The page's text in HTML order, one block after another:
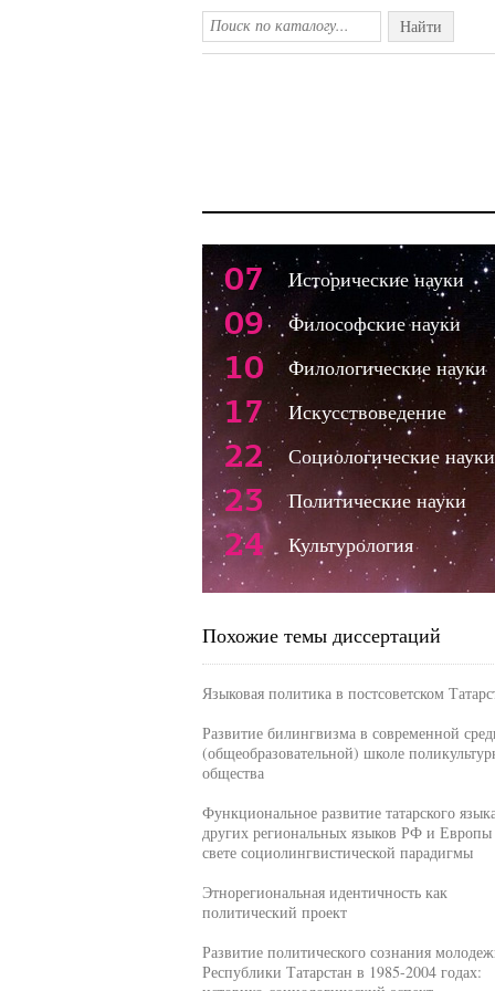
Найти
07 Исторические науки
09 Философские науки
10 Филологические науки
17 Искусствоведение
22 Социологические науки
23 Политические науки
24 Культурология
Похожие темы диссертаций
Языковая политика в постсоветском
Развитие билингвизма в современной
(общеобразовательной) школе
общества
Функциональное развитие татарского
других региональных языков РФ и Европы
свете социолингвистической парадигмы
Этнорегиональная идентичность как
политический проект
Развитие политического сознания
Республики Татарстан в 1985-2004 годах: